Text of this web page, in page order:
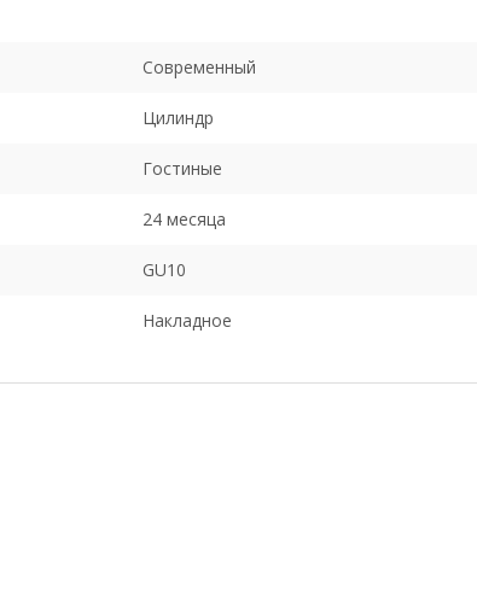
Современный
Цилиндр
Гостиные
24 месяца
GU10
Накладное